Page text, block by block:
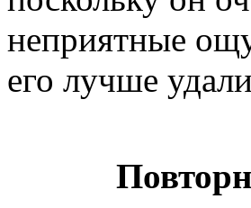
неприятные
его лучше